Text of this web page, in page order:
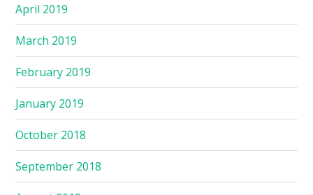
April 2019
March 2019
February 2019
January 2019
October 2018
September 2018